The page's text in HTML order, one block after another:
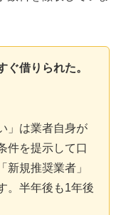
ぐ借りられた。
」は業者自身が
件を提示して口
新規推奨業者」
。半年後も1年後